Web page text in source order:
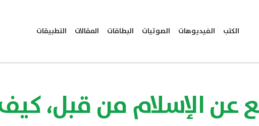
الكتب الفيديوهات الصوتيات البطاقات المقالات التطبيقات
الإسلام من قبل،